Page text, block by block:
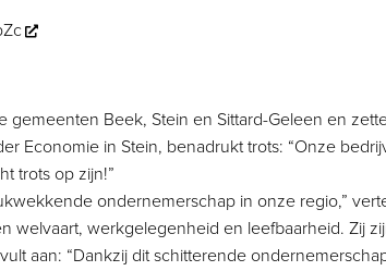
gemeenten Beek, Stein en Sittard-Geleen en
Economie in Stein, benadrukt trots: “Onze
trots op zijn!”
ondernemerschap in onze regio,”
welvaart, werkgelegenheid en leefbaarheid. Zij
aan: “Dankzij dit schitterende